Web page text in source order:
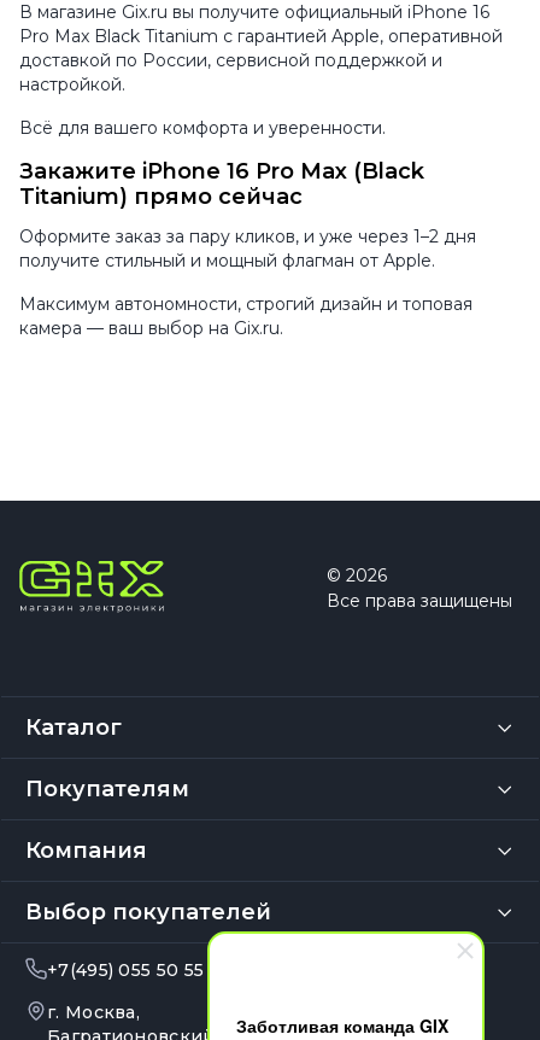
Заботливая команда GIX
В магазине Gix.ru вы получите официальный iPhone 16
Pro Max Black Titanium с гарантией Apple, оперативной
доставкой по России, сервисной поддержкой и
настройкой.
Всё для вашего комфорта и уверенности.
Закажите iPhone 16 Pro Max (Black
Titanium) прямо сейчас
Оформите заказ за пару кликов, и уже через 1–2 дня
получите стильный и мощный флагман от Apple.
Максимум автономности, строгий дизайн и топовая
камера — ваш выбор на Gix.ru.
© 2026
Все права защищены
Каталог
Покупателям
Компания
Выбор покупателей
+7(495) 055 50 55
г. Москва,
Ежедневно